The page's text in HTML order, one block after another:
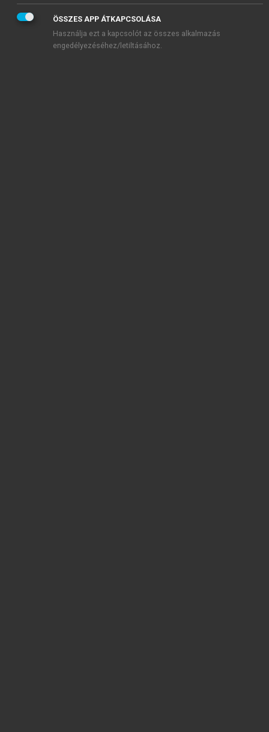
ismeretanyag, mint az eszköztár terén), így ezek a
feladatok szakintézeteknek valók. Mégis
felismerésükben és gondozásukban felelősségteljes
szerep hárul a beteget először észlelő, illetve egyéb
ÖSSZES APP ÁTKAPCSOLÁSA
Használja ezt a kapcsolót az összes alkalmazás
engedélyezéséhez/letiltásához.